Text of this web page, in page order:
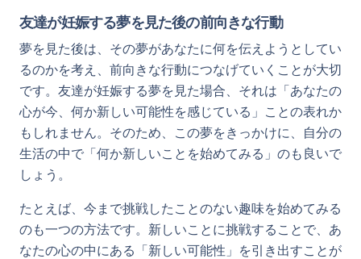
友達が妊娠する夢を見た後の前向きな行動
夢を見た後は、その夢があなたに何を伝えようとしてい
るのかを考え、前向きな行動につなげていくことが大切
です。友達が妊娠する夢を見た場合、それは「あなたの
心が今、何か新しい可能性を感じている」ことの表れか
もしれません。そのため、この夢をきっかけに、自分の
生活の中で「何か新しいことを始めてみる」のも良いで
しょう。
たとえば、今まで挑戦したことのない趣味を始めてみる
のも一つの方法です。新しいことに挑戦することで、あ
なたの心の中にある「新しい可能性」を引き出すことが